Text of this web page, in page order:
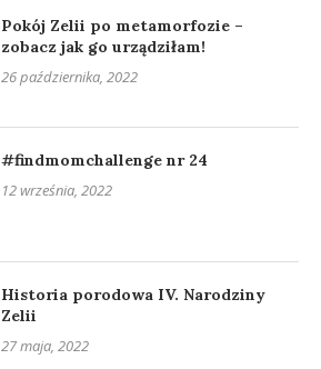
Pokój Zelii po metamorfozie –
zobacz jak go urządziłam!
26 października, 2022
#findmomchallenge nr 24
12 września, 2022
Historia porodowa IV. Narodziny
Zelii
27 maja, 2022